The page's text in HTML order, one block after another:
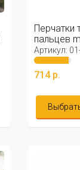
Перчатки
пальцев
Артикул:
714 р.